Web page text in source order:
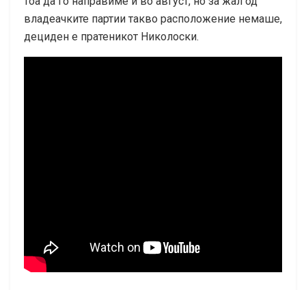
владеачките партии такво расположение немаше,
дециден е пратеникот Николоски.